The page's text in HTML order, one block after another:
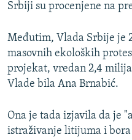
Srbiji su procenjene na
Međutim, Vlada Srbije je
masovnih ekoloških
projekat, vredan 2,4
Vlade bila Ana Brnabić.
Ona je tada izjavila da je
istraživanje litijuma i